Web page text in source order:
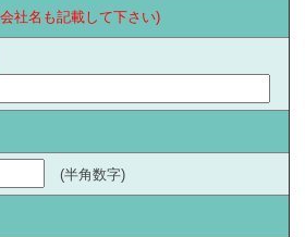
社名も記載して下さい)
(半角数字)